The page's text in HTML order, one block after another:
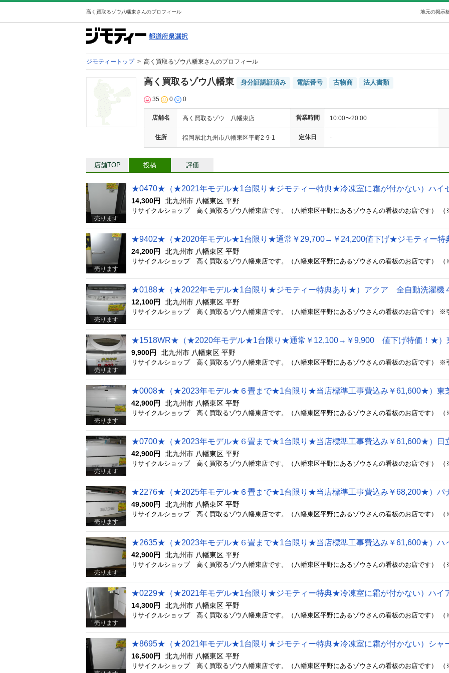
高く買取るゾウ八幡東さんのプロフィール 地元の掲示
ジモティートップ > 高く買取るゾウ八幡東さんのプロフィール
高く買取るゾウ八幡東 身分証認証済み 電話番号 古物商 法人書類
35 0 0
店舗名 高く買取るゾウ 八幡東店 営業時間
10:00〜20:00
住所
福岡県北九州市八幡東区平野2-9-1 定休日 -
店舗TOP 投稿 評価
売ります
14,300円 北九州市 八幡東区 平野
売ります
24,200円 北九州市 八幡東区 平野
売ります
12,100円 北九州市 八幡東区 平野
売ります
9,900円 北九州市 八幡東区 平野
売ります
42,900円 北九州市 八幡東区 平野
売ります
42,900円 北九州市 八幡東区 平野
売ります
49,500円 北九州市 八幡東区 平野
売ります
42,900円 北九州市 八幡東区 平野
売ります
14,300円 北九州市 八幡東区 平野
16,500円 北九州市 八幡東区 平野